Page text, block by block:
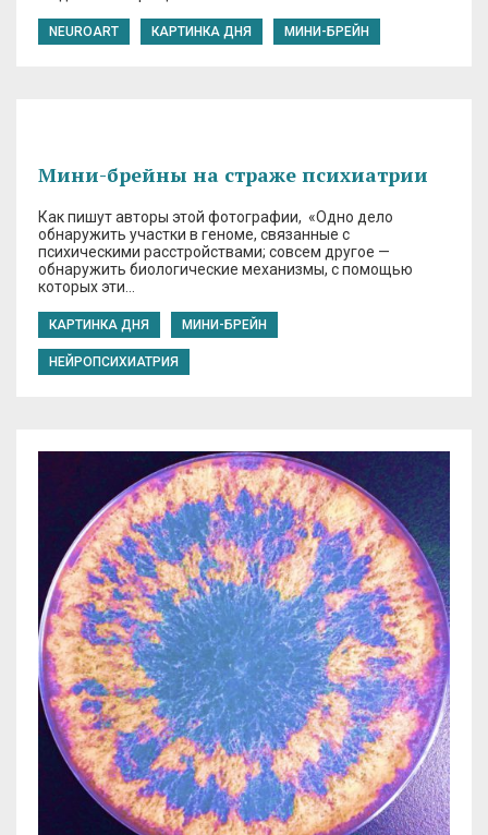
NEUROART КАРТИНКА ДНЯ МИНИ-БРЕЙН
Мини-брейны на страже психиатрии
Как пишут авторы этой фотографии, «Одно дело
обнаружить участки в геноме, связанные с
психическими расстройствами; совсем другое —
обнаружить биологические механизмы, с помощью
которых эти…
КАРТИНКА ДНЯ МИНИ-БРЕЙН
НЕЙРОПСИХИАТРИЯ